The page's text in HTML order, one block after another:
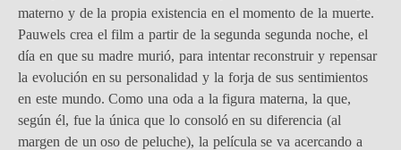
materno y de la propia existencia en el momento de la muerte.
Pauwels crea el film a partir de la segunda segunda noche, el
día en que su madre murió, para intentar reconstruir y repensar
la evolución en su personalidad y la forja de sus sentimientos
en este mundo. Como una oda a la figura materna, la que,
según él, fue la única que lo consoló en su diferencia (al
margen de un oso de peluche), la película se va acercando a